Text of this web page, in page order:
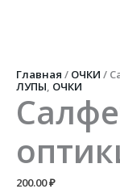
Главная / ОЧКИ /
ЛУПЫ, ОЧКИ
200.00₽
Салфетка
для
оптики